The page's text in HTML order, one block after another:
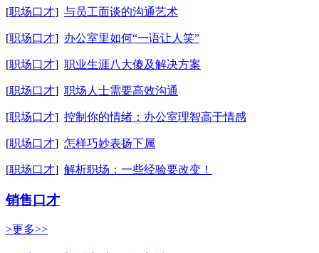
[职场口才] 与员工面谈的沟通艺术
[职场口才] 办公室里如何“一语让人笑”
[职场口才] 职业生涯八大傻及解决方案
[职场口才] 职场人士需要高效沟通
[职场口才] 控制你的情绪：办公室理智高于情感
[职场口才] 怎样巧妙表扬下属
[职场口才] 解析职场：一些经验要改变！
销售口才
>更多>>